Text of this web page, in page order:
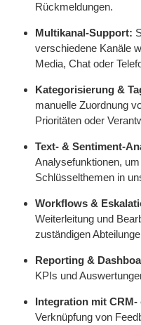
Rückmeldungen.
Multikanal-Support:
verschiedene Kanäle
Media, Chat oder
Kategorisierung &
manuelle Zuordnung
Prioritäten oder
Text- & Sentiment-
Analysefunktionen,
Schlüsselthemen in
Workflows &
Weiterleitung und
zuständigen
Reporting &
KPIs und
Integration mit
Verknüpfung von